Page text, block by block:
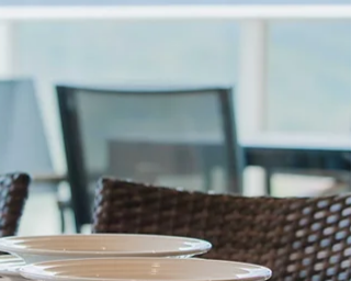
で旅行自粛や外出自粛等で...